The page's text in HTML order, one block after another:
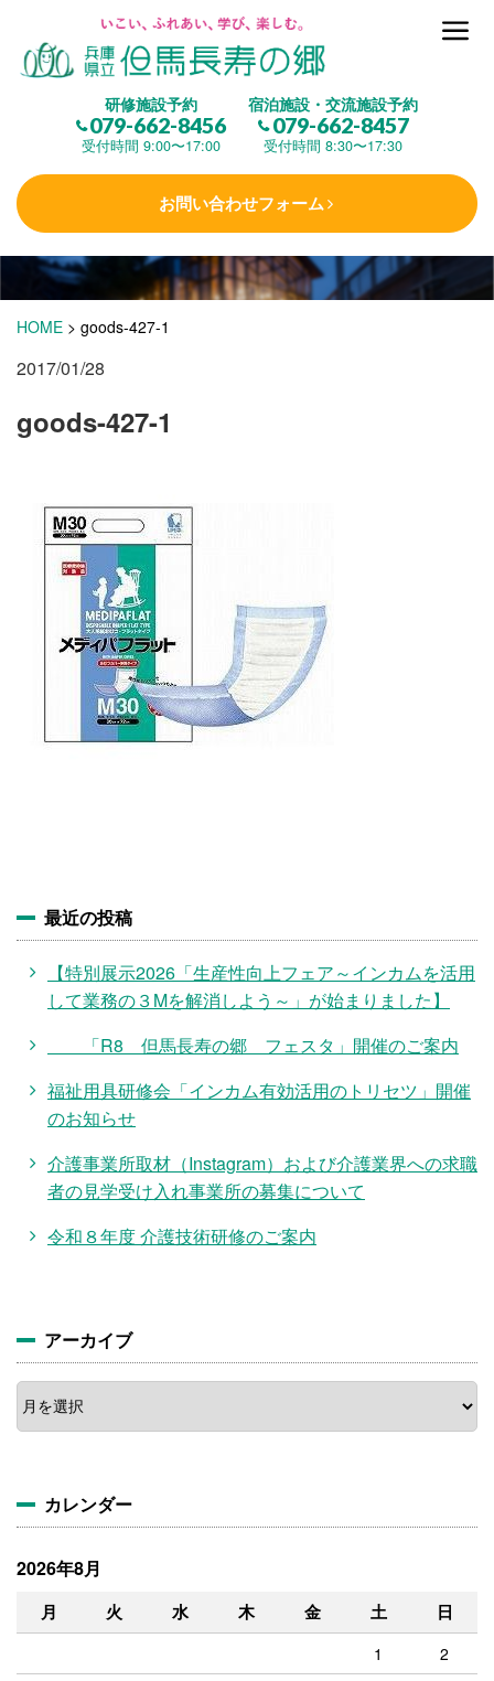
研修施設予約
079-662-8456
受付時間 9:00〜17:00
宿泊施設・交流施設予約
079-662-8457
受付時間 8:30〜17:30
お問い合わせフォーム
但馬長寿の郷とは
(研修施設)
楽しむ
学 ぶ(健康福祉)
(宿泊)
アクセス
HOME > goods-427-1
2017/01/28
goods-427-1
最近の投稿
【特別展示2026「生産性向上フェア～インカムを活用
して業務の３Mを解消しよう～」が始まりました】
「R8 但馬長寿の郷 フェスタ」開催のご案内
福祉用具研修会「インカム有効活用のトリセツ」開催
のお知らせ
介護事業所取材（Instagram）および介護業界への求職
者の見学受け入れ事業所の募集について
令和８年度 介護技術研修のご案内
アーカイブ
ア
ー
カ
カレンダー
2026年8月
月 火 水 木 金 土 日
1
2